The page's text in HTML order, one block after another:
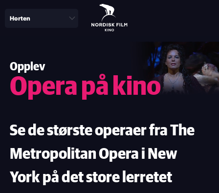
Opplev
Opera på kino
Se de største operaer fra The
Metropolitan Opera i New
York på det store lerretet